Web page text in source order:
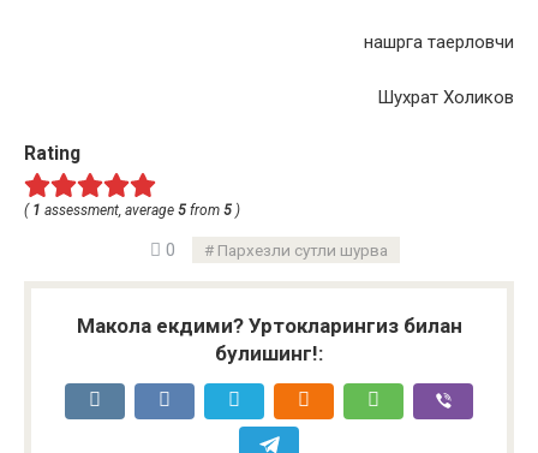
нашрга таерловчи
Шухрат Холиков
Rating
( 1 assessment, average 5 from 5 )
0 Пархезли сутли шурва
Макола екдими? Уртокларингиз билан
булишинг!: